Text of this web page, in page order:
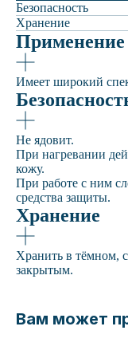
Безопасность
Хранение
Применение
Имеет широкий
Не ядовит.
При нагревании
кожу.
При работе с ним
средства защиты.
Хранение
Хранить в тёмном,
закрытым.
Вам может